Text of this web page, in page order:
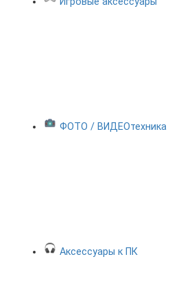
ФОТО / ВИДЕОтехника
Аксессуары к ПК